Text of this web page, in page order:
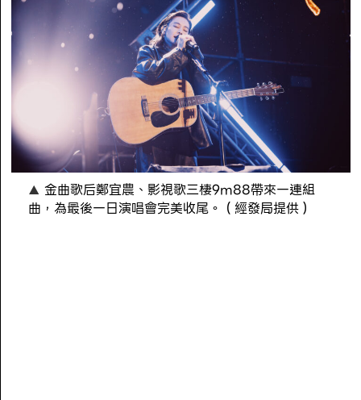
金曲歌后鄭宜農、影視歌三棲9m88帶來一連組
曲，為最後一日演唱會完美收尾。（經發局提供）